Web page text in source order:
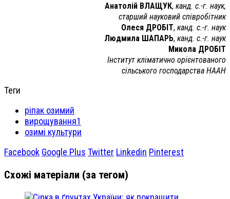
Анатолій ВЛАЩУК, канд. с.-г. наук,
старший науковий співробітник
Олеся ДРОБІТ, канд. с.-г. наук
Людмила ШАПАРЬ, канд. с.-г. наук
Микола ДРОБІТ
Інститут кліматично орієнтованого
сільського господарства НААН
Теги
ріпак озимий
вирощування1
озимі культури
Facebook Google Plus Twitter Linkedin Pinterest
Схожі матеріали (за тегом)